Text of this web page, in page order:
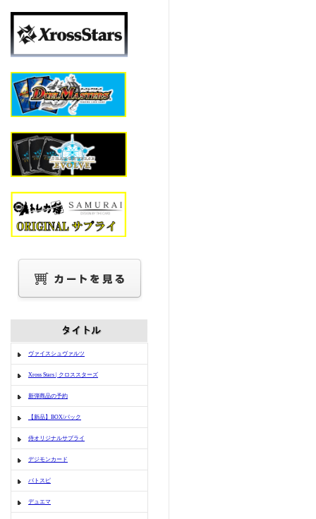
ヴァイスシュヴァルツ
Xross Stars | クロススターズ
新弾商品の予約
【新品】BOX/パック
侍オリジナルサプライ
デジモンカード
バトスピ
デュエマ